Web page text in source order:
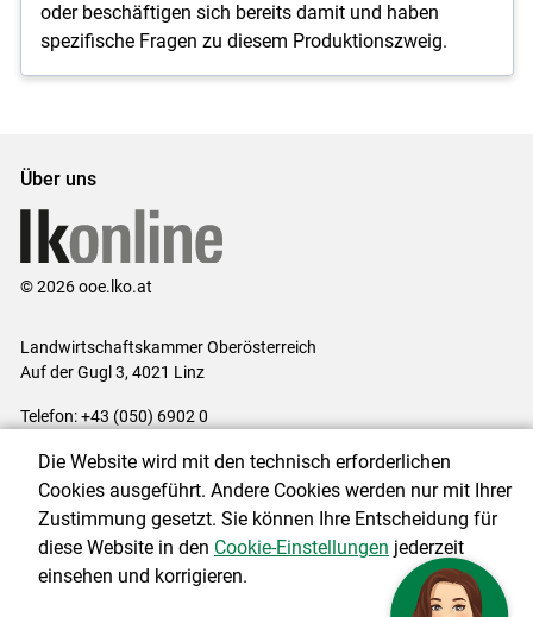
oder beschäftigen sich bereits damit und haben
spezifische Fragen zu diesem Produktionszweig.
Über uns
© 2026 ooe.lko.at
Landwirtschaftskammer Oberösterreich
Auf der Gugl 3, 4021 Linz
Telefon: +43 (050) 6902 0
Impressum|Kontakt|Gewinnspiele|Datenschutzerklärung |
Barrierefreiheit
Cookie-Einstellungen
Die Website wird mit den technisch erforderlichen
Cookies ausgeführt. Andere Cookies werden nur mit Ihrer
Zustimmung gesetzt. Sie können Ihre Entscheidung für
diese Website in den Cookie-Einstellungen jederzeit
einsehen und korrigieren.